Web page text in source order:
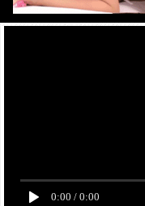
0:00 /0:00